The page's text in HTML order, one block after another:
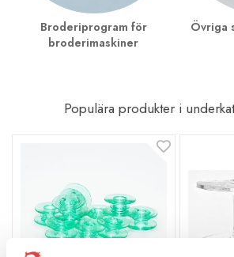
Broderiprogram för
broderimaskiner
Övriga
Populära produkter i